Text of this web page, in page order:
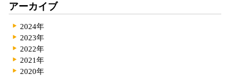
アーカイブ
2024年
2023年
2022年
2021年
2020年